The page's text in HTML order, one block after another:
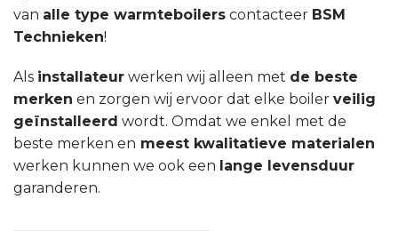
van alle type warmteboilers contacteer BSM
Technieken!
Als installateur werken wij alleen met de beste
merken en zorgen wij ervoor dat elke boiler veilig
geïnstalleerd wordt. Omdat we enkel met de
beste merken en meest kwalitatieve materialen
werken kunnen we ook een lange levensduur
garanderen.